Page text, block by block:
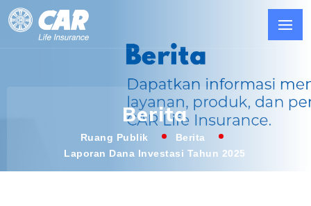
Berita
Ruang Publik
Berita
Laporan Dana Investasi Tahun 2025